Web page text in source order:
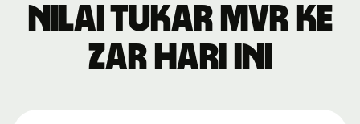
Nilai tukar MVR ke
ZAR hari ini